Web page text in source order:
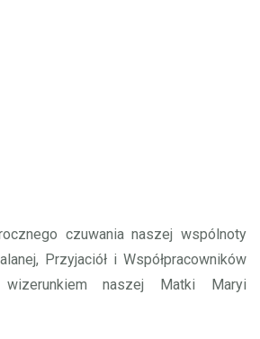
czuwania naszej wspólnoty
Przyjaciół i Współpracowników
naszej Matki Maryi